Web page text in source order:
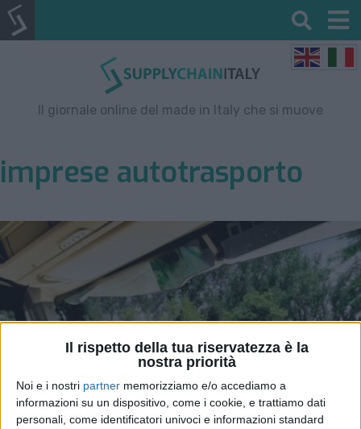
Il rispetto della tua riservatezza è la
nostra priorità
Noi e i nostri partner memorizziamo e/o accediamo a
informazioni su un dispositivo, come i cookie, e trattiamo dati
personali, come identificatori univoci e informazioni standard
Il giornale online del made in Italy che si muove
imprese autotrasporto